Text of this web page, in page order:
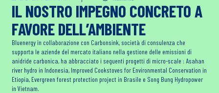
IL NOSTRO IMPEGNO CONCRETO A
FAVORE DELL’AMBIENTE
Bluenergy in collaborazione con Carbonsink, società di consulenza che
supporta le aziende del mercato italiano nella gestione delle emissioni di
anidride carbonica, ha abbracciato i seguenti progetti di micro-scale : Asahan
river hydro in Indonesia, Improved Cookstoves for Environmental Conservation in
Etiopia, Evergreen forest protection project in Brasile e Song Bung Hydropower
in Vietnam.